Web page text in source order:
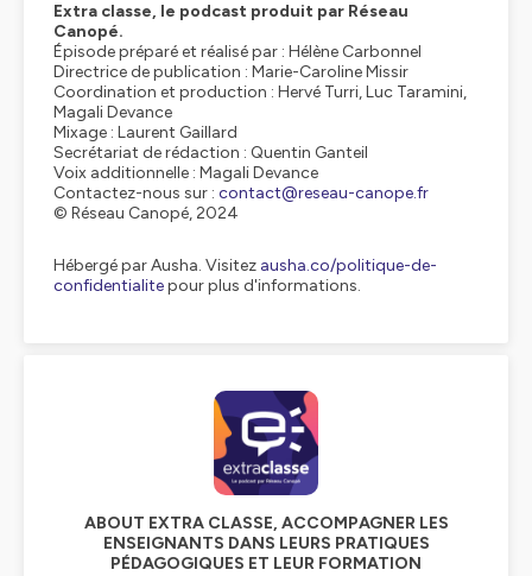
Extra classe, le podcast produit par Réseau
Canopé.
Épisode préparé et réalisé par : Hélène Carbonnel
Directrice de publication : Marie-Caroline Missir
Coordination et production : Hervé Turri, Luc Taramini,
Magali Devance
Mixage : Laurent Gaillard
Secrétariat de rédaction : Quentin Ganteil
Voix additionnelle : Magali Devance
Contactez-nous sur : contact@reseau-canope.fr
© Réseau Canopé, 2024
Hébergé par Ausha. Visitez ausha.co/politique-de-
confidentialitepour plus d'informations.
ABOUT EXTRA CLASSE, ACCOMPAGNER LES
ENSEIGNANTS DANS LEURS PRATIQUES
PÉDAGOGIQUES ET LEUR FORMATION